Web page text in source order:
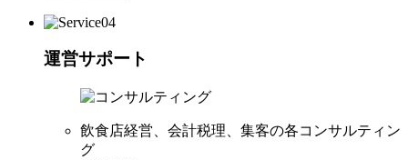
運営サポート
飲食店経営、会計税理、集客の各コンサルティン
グ